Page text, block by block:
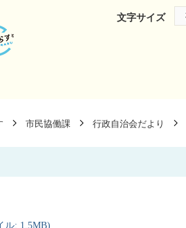
文字サイズ
市民協働課 行政自治会だより
ル: 1.5MB)